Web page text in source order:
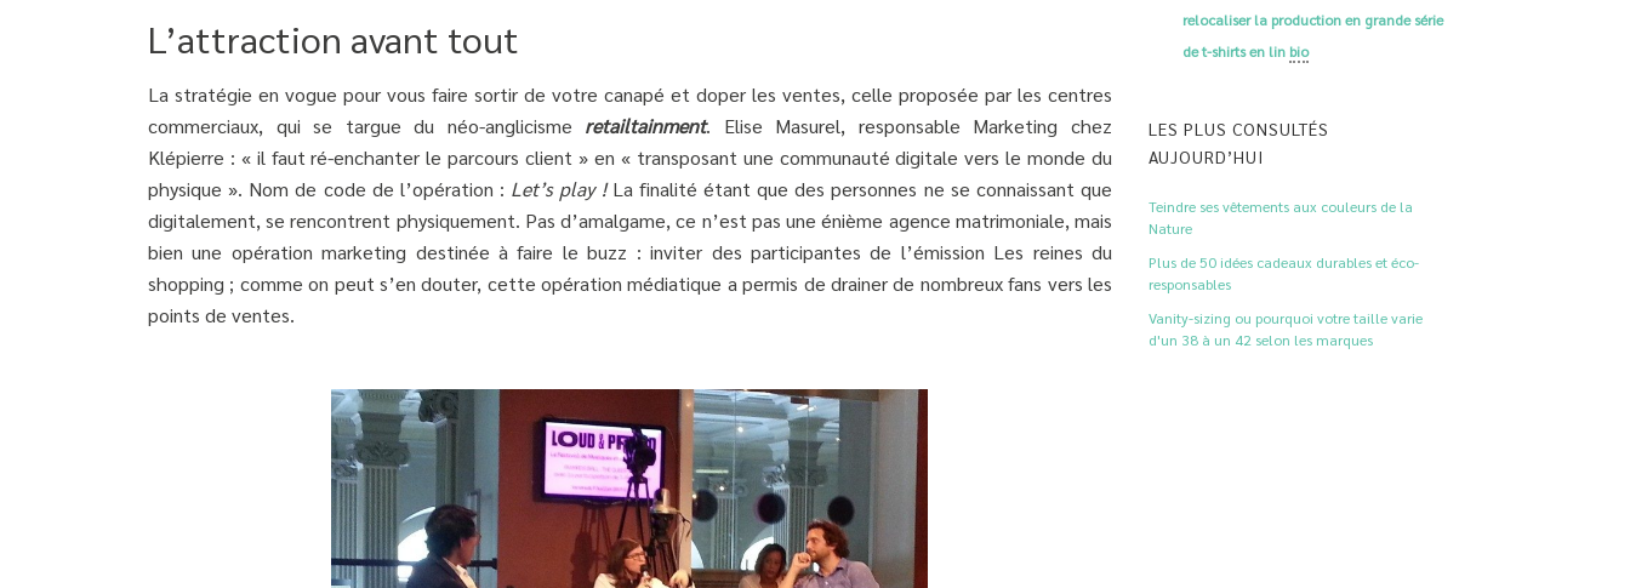
L’attraction avant tout
La stratégie en vogue pour vous faire sortir de votre canapé et doper les ventes, celle proposée par les centres
commerciaux, qui se targue du néo-anglicisme retailtainment. Elise Masurel, responsable Marketing chez
Klépierre : « il faut ré-enchanter le parcours client » en « transposant une communauté digitale vers le monde du
physique ». Nom de code de l’opération : Let’s play !La finalité étant que des personnes ne se connaissant que
digitalement, se rencontrent physiquement. Pas d’amalgame, ce n’est pas une énième agence matrimoniale, mais
bien une opération marketing destinée à faire le buzz : inviter des participantes de l’émission Les reines du
shopping ; comme on peut s’en douter, cette opération médiatique a permis de drainer de nombreux fans vers les
points de ventes.
relocaliser la production en grande série
de t-shirts en lin bio
LES PLUS CONSULTÉS
AUJOURD’HUI
Teindre ses vêtements aux couleurs de la
Nature
Plus de 50 idées cadeaux durables et éco-
responsables
Vanity-sizing ou pourquoi votre taille varie
d'un 38 à un 42 selon les marques